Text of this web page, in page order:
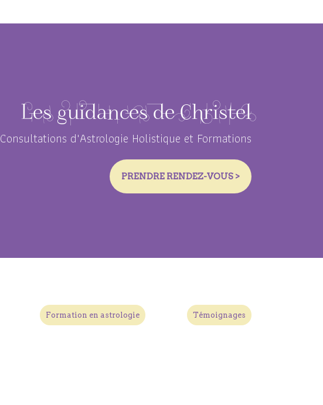
Les guidances de Christel
Consultations d'Astrologie Holistique et Formations
PRENDRE RENDEZ-VOUS >
Formation en astrologie Témoignages